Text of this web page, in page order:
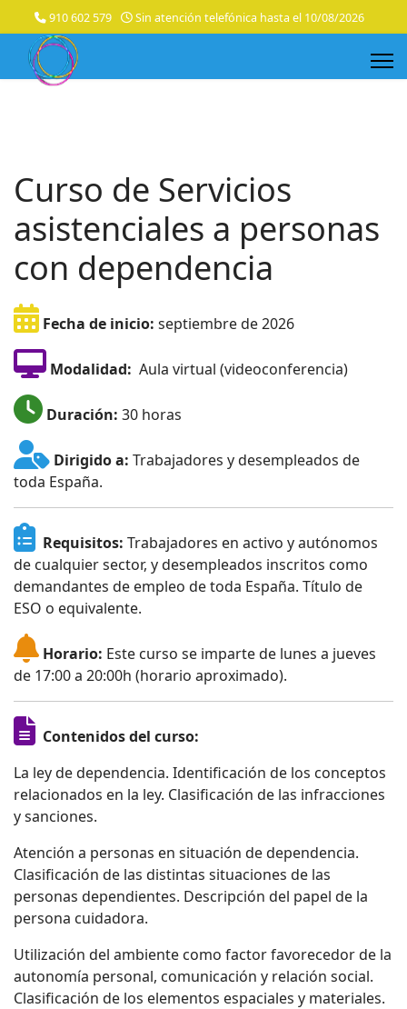
910 602 579 Sin atención telefónica hasta el 10/08/2026
Curso de Servicios
asistenciales a personas
con dependencia
Fecha de inicio: septiembre de 2026
Modalidad: Aula virtual (videoconferencia)
Duración: 30 horas
Dirigido a: Trabajadores y desempleados de
toda España.
Requisitos: Trabajadores en activo y autónomos
de cualquier sector, y desempleados inscritos como
demandantes de empleo de toda España. Título de
ESO o equivalente.
Horario: Este curso se imparte de lunes a jueves
de 17:00 a 20:00h (horario aproximado).
Contenidos del curso:
La ley de dependencia. Identificación de los conceptos
relacionados en la ley. Clasificación de las infracciones
y sanciones.
Atención a personas en situación de dependencia.
Clasificación de las distintas situaciones de las
personas dependientes. Descripción del papel de la
persona cuidadora.
Utilización del ambiente como factor favorecedor de la
autonomía personal, comunicación y relación social.
Clasificación de los elementos espaciales y materiales.